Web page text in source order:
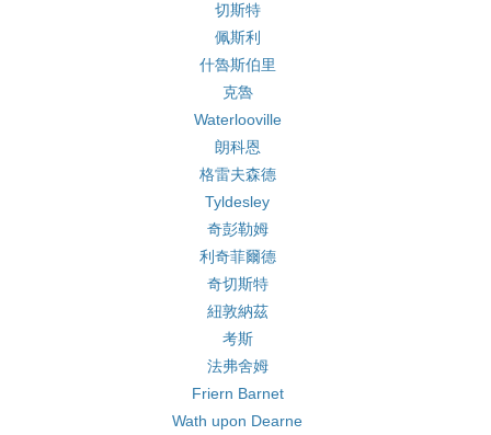
切斯特
佩斯利
什魯斯伯里
克魯
Waterlooville
朗科恩
格雷夫森德
Tyldesley
奇彭勒姆
利奇菲爾德
奇切斯特
紐敦納茲
考斯
法弗舍姆
Friern Barnet
Wath upon Dearne